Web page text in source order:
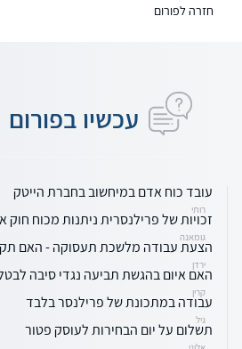
חזרה לפורום
עכשיו בפורום
עובד כוח אדם במיחשוב בחברת הייטק
רותי
זכויות של פרילנסרית ניתנות מכוח חוק
גומאנה
הצעת עבודה מלשכת תעסוקה - האם
ירדן
האם איום בהגשת תביעה נגדי סיבה
קרין
עבודה במתכונת של פרילנסר בלבד
גיל
תשלום על יום הבחירות לעוסק פטור